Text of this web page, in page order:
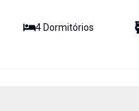
4Dormitórios